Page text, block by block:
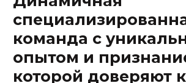
ДИНАМИЧНОСТЬ
< 3 час.
средний срок ответа на
стандартной задаче. С
интеллектуальная
КОМАНДА
11 чел.
мы — действительно
энтузиастов, средний стаж
Яндекса, Технониколь, LG,